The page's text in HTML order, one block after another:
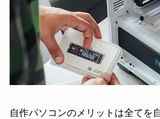
自作パソコンのメリットは全てを